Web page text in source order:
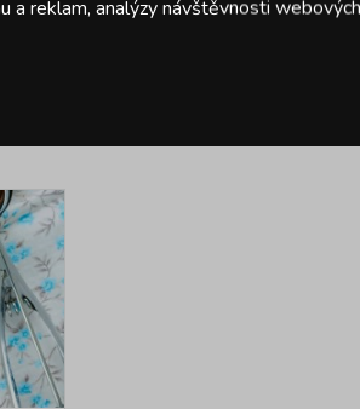
a reklam, analýzy návštěvnosti